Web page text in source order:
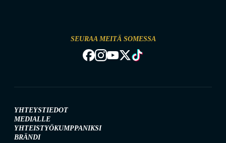
SEURAA MEITÄ SOMESSA
YHTEYSTIEDOT
MEDIALLE
YHTEISTYÖKUMPPANIKSI
BRÄNDI